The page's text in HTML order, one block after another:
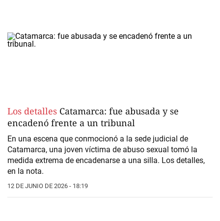
Los detalles Catamarca: fue abusada y se
encadenó frente a un tribunal
En una escena que conmocionó a la sede judicial de
Catamarca, una joven víctima de abuso sexual tomó la
medida extrema de encadenarse a una silla. Los detalles,
en la nota.
12 DE JUNIO DE 2026 - 18:19